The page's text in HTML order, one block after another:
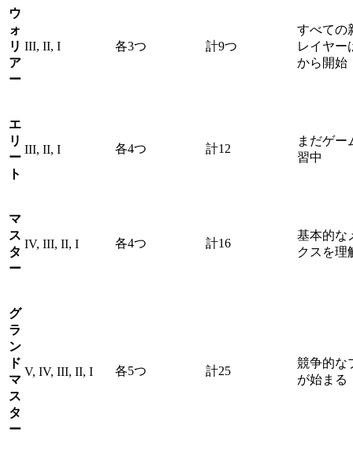
ウ
ォ
リ
ア
ー
III, II, I 各3つ 計9つ
すべての
レイヤー
から開始
エ
リ
ー
ト
III, II, I 各4つ 計12
まだゲー
習中
マ
ス
タ
ー
IV, III, II, I 各4つ 計16
基本的な
クスを理
グ
ラ
ン
ド
マ
ス
タ
ー
V, IV, III, II, I 各5つ 計25
競争的な
が始まる